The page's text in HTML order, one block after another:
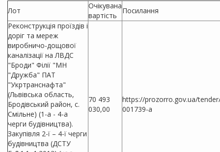
Лот
Очікувана
вартість
Посилання
Реконструкція проїздів і
доріг та мереж
виробничо-дощової
каналізації на ЛВДС
"Броди" Філії "МН
"Дружба" ПАТ
"Укртранснафта"
(Львівська область,
Бродівський район, с.
Смільне) (1-а - 4-а
черги будівництва).
Закупівля 2-ї – 4-ї черги
будівництва (ДСТУ
70 493
030,00
https://prozorro.gov.ua/
001739-a